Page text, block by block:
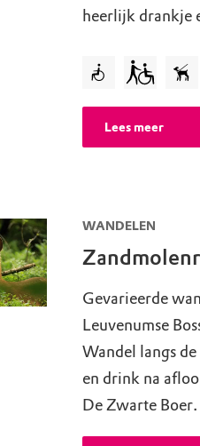
heerlijk drankje
Lees meer
WANDELEN
Gevarieerde
Leuvenumse
Wandel langs
en drink na
De Zwarte Boer.